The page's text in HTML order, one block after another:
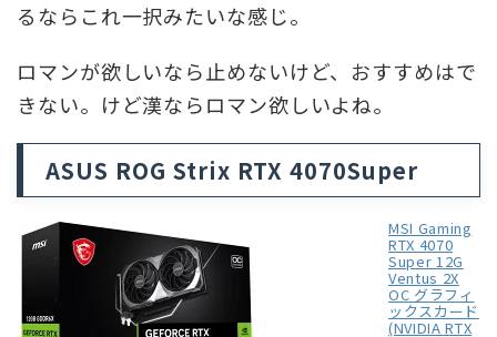
るならこれ一択みたいな感じ。
ロマンが欲しいなら止めないけど、おすすめはで
きない。けど漢ならロマン欲しいよね。
ASUS ROG Strix RTX 4070Super
MSI Gaming
RTX 4070
Super 12G
Ventus 2X
OC グラフィ
ックスカード
(NVIDIA RTX